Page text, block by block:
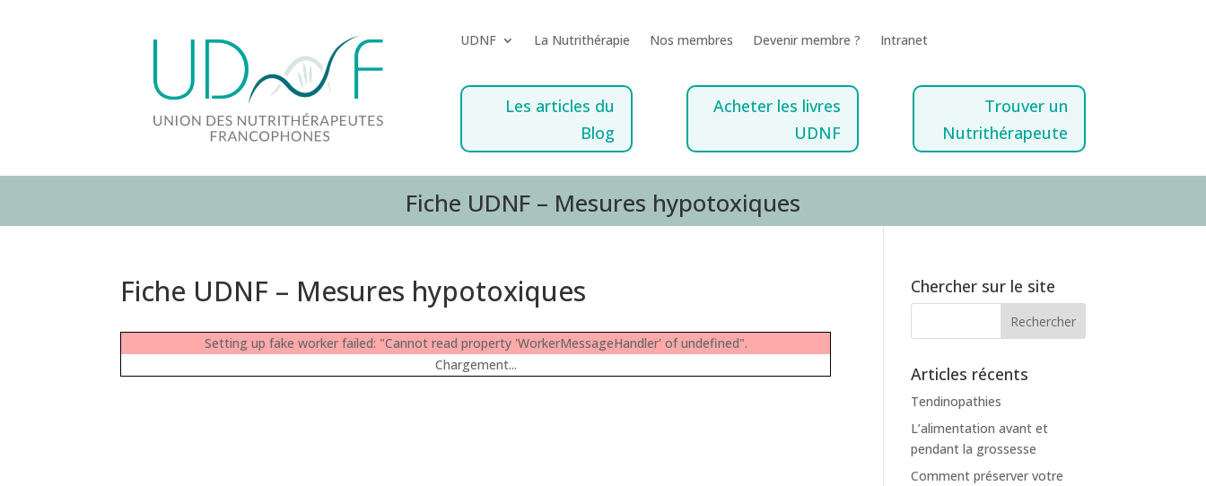
UDNF La Nutrithérapie Nos membres Devenir membre ? Intranet
Les articles du
Blog
Acheter les livres
UDNF
Trouver un
Nutrithérapeute
Fiche UDNF – Mesures hypotoxiques
Fiche UDNF – Mesures hypotoxiques
Setting up fake worker failed: "Cannot read property 'WorkerMessageHandler' of undefined".
Chargement...
Chercher sur le site
Articles récents
Tendinopathies
L’alimentation avant et
pendant la grossesse
Comment préserver votre